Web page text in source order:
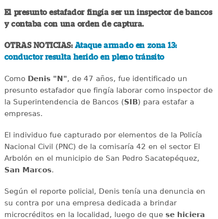
El presunto estafador fingía ser un inspector de bancos
y contaba con una orden de captura.
OTRAS NOTICIAS: Ataque armado en zona 13:
conductor resulta herido en pleno tránsito
Como Denis "N", de 47 años, fue identificado un
presunto estafador que fingía laborar como inspector de
la Superintendencia de Bancos (SIB) para estafar a
empresas.
El individuo fue capturado por elementos de la Policía
Nacional Civil (PNC) de la comisaría 42 en el sector El
Arbolón en el municipio de San Pedro Sacatepéquez,
San Marcos.
Según el reporte policial, Denis tenía una denuncia en
su contra por una empresa dedicada a brindar
microcréditos en la localidad, luego de que se hiciera